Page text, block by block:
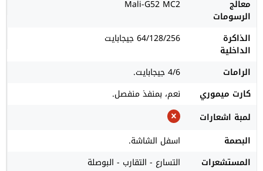
معالج
الرسومات
Mali-G52 MC2
الذاكرة
الداخلية
64/128/256 جيجابايت
الرامات
4/6 جيجابايت.
كارت ميموري
نعم، بمنفذ منفصل.
لمبة اشعارات
البصمة
اسفل الشاشة.
المستشعرات
التسارع - التقارب - البوصلة